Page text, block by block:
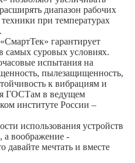
диапазон рабочих
при температурах
гарантирует
самых суровых условиях.
испытания на
пылезащищенность,
к вибрациям и
ГОСТам в ведущем
институте России –
использования устройств
воображение -
давайте мечтать и вместе